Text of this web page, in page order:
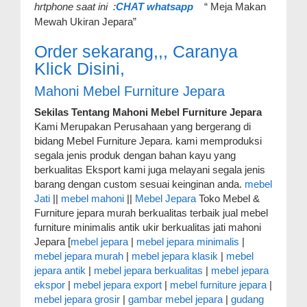
hrtphone saat ini :CHAT whatsapp
“ Meja Makan
Mewah Ukiran Jepara”
Order sekarang,,, Caranya
Klick Disini,
Mahoni Mebel Furniture Jepara
Sekilas Tentang Mahoni Mebel Furniture Jepara
Kami Merupakan Perusahaan yang bergerang di
bidang Mebel Furniture Jepara. kami memproduksi
segala jenis produk dengan bahan kayu yang
berkualitas Eksport kami juga melayani segala jenis
barang dengan custom sesuai keinginan anda. mebel
Jati || mebel mahoni || Mebel Jepara Toko Mebel &
Furniture jepara murah berkualitas terbaik jual mebel
furniture minimalis antik ukir berkualitas jati mahoni
Jepara [mebel jepara | mebel jepara minimalis |
mebel jepara murah | mebel jepara klasik | mebel
jepara antik | mebel jepara berkualitas | mebel jepara
ekspor | mebel jepara export | mebel furniture jepara |
mebel jepara grosir | gambar mebel jepara | gudang